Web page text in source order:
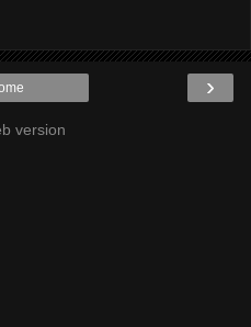
›
version